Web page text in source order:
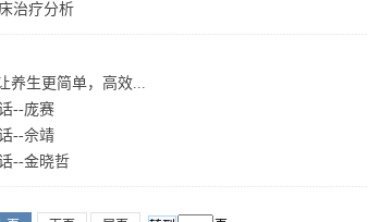
治疗分析
养生更简单，高效...
--庞赛
--佘靖
--金晓哲